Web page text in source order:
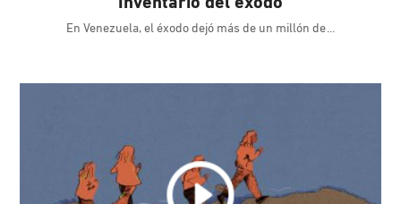
Inventario del éxodo
En Venezuela, el éxodo dejó más de un millón de